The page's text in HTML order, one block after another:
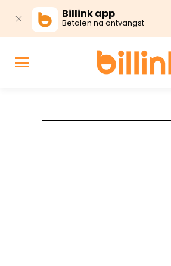
Billink app
Betalen na ontvangst